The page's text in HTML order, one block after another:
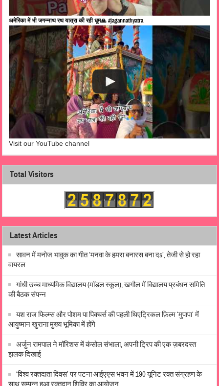
अमेरिका में भी जगन्नाथ रथ यात्रा की रही धूम🙏 #jagannathyatra
Visit our YouTube channel
Total Visitors
Latest Articles
सावन में मनोज भावुक का गीत ‘मनवा के हमरा बनारस बना दs’, तेजी से हो रहा
वायरल
गांधी उच्च माध्यमिक विद्यालय (मॉडल स्कूल), खगौल में विद्यालय प्रबंधन समिति
की बैठक संपन्न
यश राज फिल्म्स और पोशम पा पिक्चर्स की पहली थिएट्रिकल फ़िल्म ‘मुपापा’ में
आयुष्मान खुराना मुख्य भूमिका में होंगे
अर्जुन रामपाल ने मॉरिशस में कंसोल संभाला, अपनी ट्रिप की एक ज़बरदस्त
झलक दिखाई
‘विश्व रक्तदाता दिवस’ पर पटना आईएएस भवन में 190 यूनिट रक्त संग्रहण के